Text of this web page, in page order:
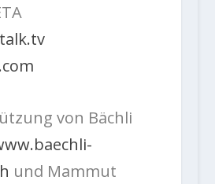
von Bächli
und Mammut